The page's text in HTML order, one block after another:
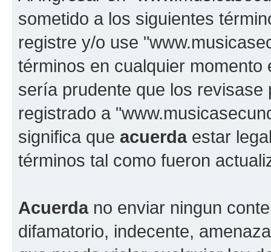
sometido a los siguientes
registre y/o use
términos en cualquier
sería prudente que los
registrado a
significa que acuerdaestar
términos tal como fueron
Acuerdano enviar ningun
difamatorio, indecente,